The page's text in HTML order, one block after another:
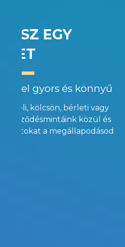
2.
ÉS ÍRJATOK
Partnereddel
Küldd ki a tervezetet,
és írjatok alá digitálisan